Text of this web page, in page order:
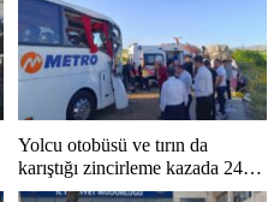
Yolcu otobüsü ve tırın da
karıştığı zincirleme kazada 24
kişi yaralandı